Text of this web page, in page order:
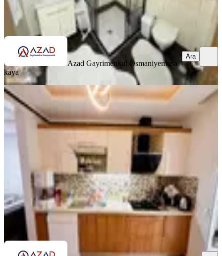
Azad Gayrimenkul Osmaniye musa kaya
Ara
Azad Gayrimenkul Osmaniyemusa
kaya
Ara
SİTE İÇİ
Azad- Yediocak İlkokulu Civarı
Satılık Zemin Kat 3+1 Açık Mutfak
Merkez, Yedi Ocak Mahallesi
3+1·135 m²· Düz Giriş (Zemin)
3.100.000 ₺
Azad Gayrimenkul OsmaniyeMehmet Azad Kaya